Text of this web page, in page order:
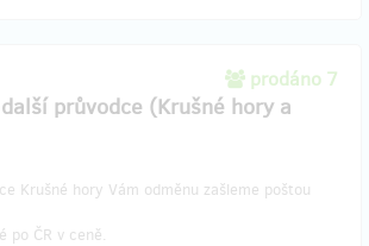
prodáno 7
průvodce (Krušné hory a
Krušné hory Vám odměnu zašleme poštou
po ČR v ceně.